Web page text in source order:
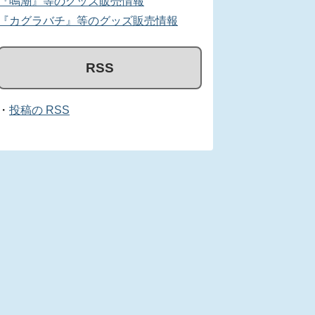
カグラバチ』等のグッズ販売情報
RSS
投稿の RSS